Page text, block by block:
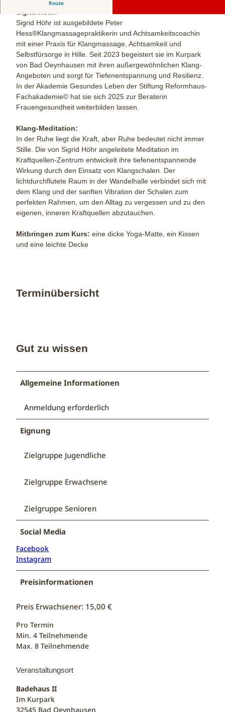
Route
Sigrid Höhr ist ausgebildete Peter
Hess®Klangmassagepraktikerin und Achtsamkeitscoachin
mit einer Praxis für Klangmassage, Achtsamkeit und
Selbstfürsorge in Hille. Seit 2023 begeistert sie im Kurpark
von Bad Oeynhausen mit ihren außergewöhnlichen Klang-
Angeboten und sorgt für Tiefenentspannung und Resilienz.
In der Akademie Gesundes Leben der Stiftung Reformhaus-
Fachakademie© hat sie sich 2025 zur Beraterin
Frauengesundheit weiterbilden lassen.
Klang-Meditation:
In der Ruhe liegt die Kraft, aber Ruhe bedeutet nicht immer
Stille. Die von Sigrid Höhr angeleitete Meditation im
Kraftquellen-Zentrum entwickelt ihre tiefenentspannende
Wirkung durch den Einsatz von Klangschalen. Der
lichtdurchflutete Raum in der Wandelhalle verbindet sich mit
dem Klang und der sanften Vibration der Schalen zum
perfekten Rahmen, um den Alltag zu vergessen und zu den
eigenen, inneren Kraftquellen abzutauchen.
Mitbringen zum Kurs: eine dicke Yoga-Matte, ein Kissen
und eine leichte Decke
Terminübersicht
Gut zu wissen
Allgemeine Informationen
Anmeldung erforderlich
Eignung
Zielgruppe Jugendliche
Zielgruppe Erwachsene
Zielgruppe Senioren
Social Media
Facebook
Instagram
Preisinformationen
Preis Erwachsener: 15,00 €
Pro Termin
Min. 4 Teilnehmende
Max. 8 Teilnehmende
Veranstaltungsort
Badehaus II
Im Kurpark
32545 Bad Oeynhausen